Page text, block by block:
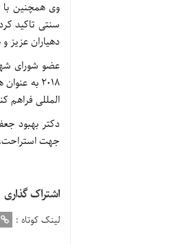
وی همچنین با
دهیاران عزیز
عضو شورای شهر
۲۰۱۸ به
المللی فراهم
دکتر بهبود
جهت
اشتراک گذاری
لینک کوتاه :